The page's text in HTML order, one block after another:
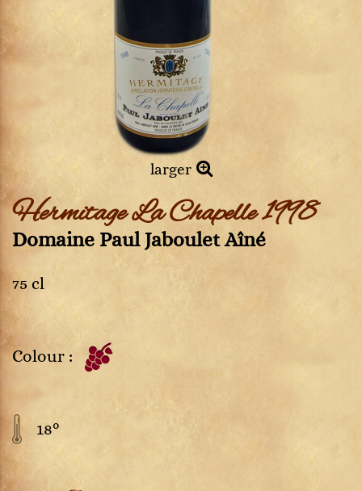
larger
Hermitage La Chapelle 1998
Domaine Paul Jaboulet Aîné
75 cl
Colour :
18°